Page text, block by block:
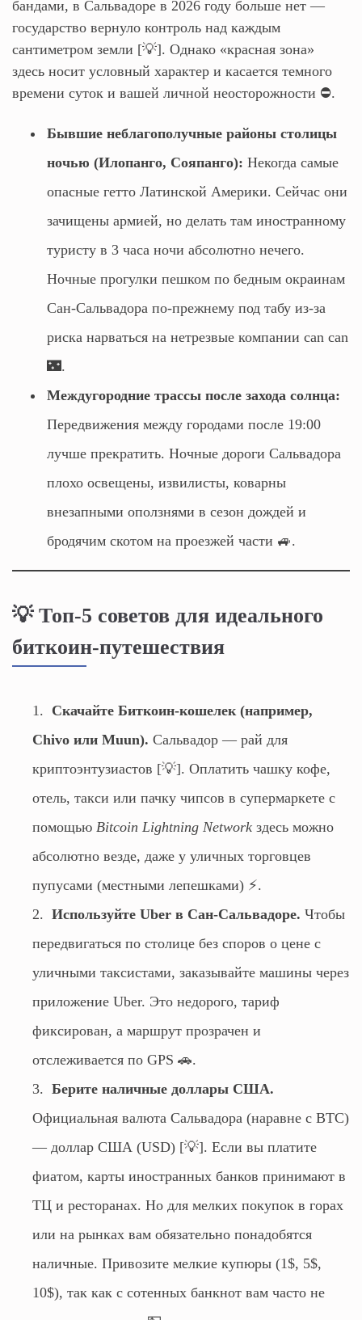
бандами, в Сальвадоре в 2026 году больше нет —
государство вернуло контроль над каждым
сантиметром земли [💡]. Однако «красная зона»
здесь носит условный характер и касается темного
времени суток и вашей личной неосторожности ⛔.
Бывшие неблагополучные районы столицы
ночью (Илопанго, Сояпанго): Некогда самые
опасные гетто Латинской Америки. Сейчас они
зачищены армией, но делать там иностранному
туристу в 3 часа ночи абсолютно нечего.
Ночные прогулки пешком по бедным окраинам
Сан-Сальвадора по-прежнему под табу из-за
риска нарваться на нетрезвые компании can can
🌃.
Междугородние трассы после захода солнца:
Передвижения между городами после 19:00
лучше прекратить. Ночные дороги Сальвадора
плохо освещены, извилисты, коварны
внезапными оползнями в сезон дождей и
бродячим скотом на проезжей части 🚙.
💡 Топ-5 советов для идеального
биткоин-путешествия
Скачайте Биткоин-кошелек (например,
Chivo или Muun). Сальвадор — рай для
криптоэнтузиастов [💡]. Оплатить чашку кофе,
отель, такси или пачку чипсов в супермаркете с
помощью Bitcoin Lightning Network здесь можно
абсолютно везде, даже у уличных торговцев
пупусами (местными лепешками) ⚡.
Используйте Uber в Сан-Сальвадоре. Чтобы
передвигаться по столице без споров о цене с
уличными таксистами, заказывайте машины через
приложение Uber. Это недорого, тариф
фиксирован, а маршрут прозрачен и
отслеживается по GPS 🚗.
Берите наличные доллары США.
Официальная валюта Сальвадора (наравне с BTC)
— доллар США (USD) [💡]. Если вы платите
фиатом, карты иностранных банков принимают в
ТЦ и ресторанах. Но для мелких покупок в горах
или на рынках вам обязательно понадобятся
наличные. Привозите мелкие купюры (1$, 5$,
10$), так как с сотенных банкнот вам часто не